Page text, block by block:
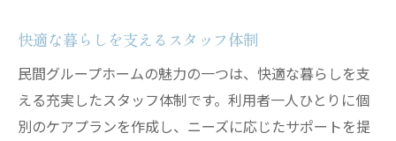
心を癒す環境づくりの工夫
生活の中で感じる喜びと安心
住民の心に寄り添うサービス
日々の小さな幸せを共有
快適な暮らしを支えるスタッフ体制
民間グループホームの魅力の一つは、快適な暮らしを支
える充実したスタッフ体制です。利用者一人ひとりに個
別のケアプランを作成し、ニーズに応じたサポートを提